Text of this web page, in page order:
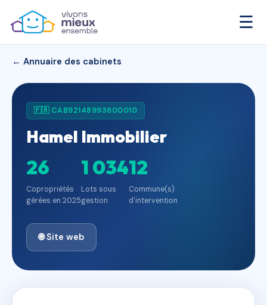
☰
← Annuaire des cabinets
🇫🇷 CAB92148993600010
Hamel Immobilier
26
Copropriétés
gérées en 2025
1 034
Lots sous
gestion
12
Commune(s)
d'intervention
🌐 Site web